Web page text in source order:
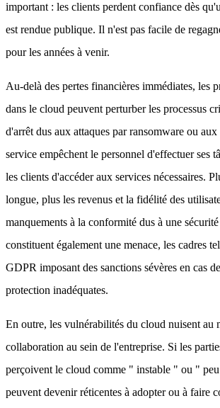
important : les clients perdent confiance dès
est rendue publique. Il n'est pas facile de
pour les années à venir.
Au-delà des pertes financières immédiates, les
dans le cloud peuvent perturber les processus
d'arrêt dus aux attaques par ransomware ou
service empêchent le personnel d'effectuer ses
les clients d'accéder aux services nécessaires.
longue, plus les revenus et la fidélité des
manquements à la conformité dus à une
constituent également une menace, les cadres
GDPR imposant des sanctions sévères en cas
protection inadéquates.
En outre, les vulnérabilités du cloud nuisent au
collaboration au sein de l'entreprise. Si les
perçoivent le cloud comme " instable " ou "
peuvent devenir réticentes à adopter ou à faire